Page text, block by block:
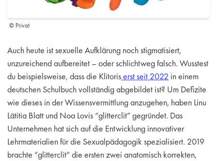
© Privat
Auch heute ist sexuelle Aufklärung noch stigmatisiert,
unzureichend aufbereitet – oder schlichtweg falsch. Wusstest
du beispielsweise, dass die Klitoriserst seit 2022 in einem
deutschen Schulbuch vollständig abgebildet ist? Um Defizite
wie dieses in der Wissensvermittlung anzugehen, haben Linu
Lätitia Blatt und Noa Lovis “glitterclit” gegründet. Das
Unternehmen hat sich auf die Entwicklung innovativer
Lehrmaterialien für die Sexualpädagogik spezialisiert. 2019
brachte “glitterclit” die ersten zwei anatomisch korrekten,